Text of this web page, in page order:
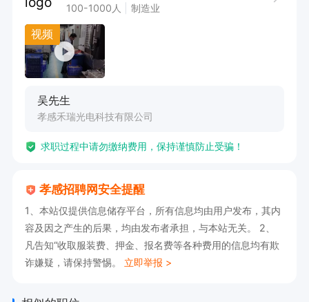
100-1000人 制造业
视频
吴先生
孝感禾瑞光电科技有限公司
求职过程中请勿缴纳费用，保持谨慎防止受骗！
孝感招聘网安全提醒
1、本站仅提供信息储存平台，所有信息均由用户发布，其内
容及因之产生的后果，均由发布者承担，与本站无关。 2、
凡告知“收取服装费、押金、报名费等各种费用的信息均有欺
诈嫌疑，请保持警惕。 立即举报 >